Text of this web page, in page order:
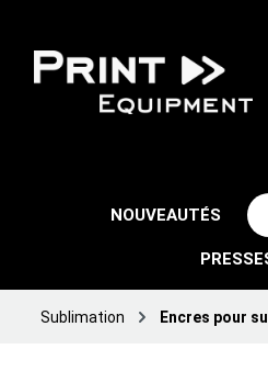
NOUVEAUTÉS
Sublimation Encres pour